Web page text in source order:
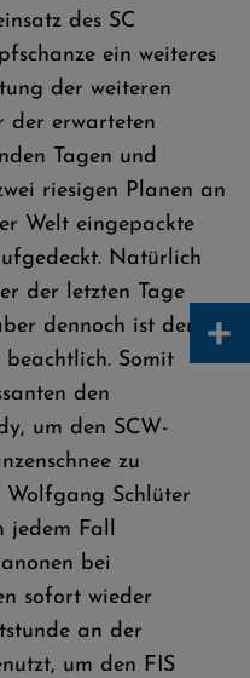
des SC
ein weiteres
der weiteren
der erwarteten
Tagen und
riesigen Planen an
Welt eingepackte
Natürlich
der letzten Tage
dennoch ist der
Somit
den
um den SCW-
zu
Wolfgang Schlüter
jedem Fall
bei
sofort wieder
an der
um den FIS
+